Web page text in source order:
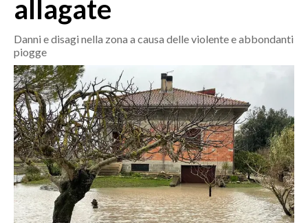
AGENDA
CRONACA
ITALIA
MONDO
POLITICA
ECONOMIA
SERVIZI ALLE IMPRESE
LAVORO
allagate
Danni e disagi nella zona a causa delle violente e abbondanti
piogge